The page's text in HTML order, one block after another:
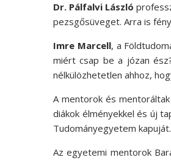
Dr. Pálfalvi László
pezsgősüveget. Arra is
Imre Marcell, a
miért csap be a józan
nélkülözhetetlen ahhoz,
A mentorok és
diákok élményekkel és új
Tudományegyetem kapuját.
Az egyetemi mentorok